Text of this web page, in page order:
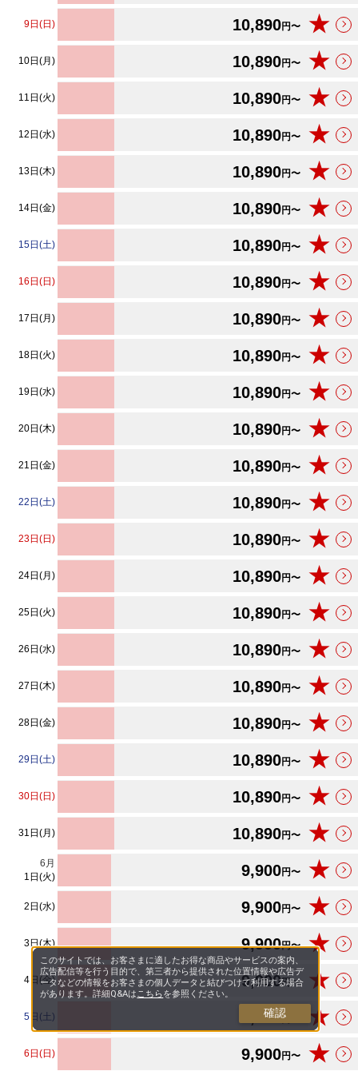
9日(日) 10,890円〜 ★
10日(月) 10,890円〜 ★
11日(火) 10,890円〜 ★
12日(水) 10,890円〜 ★
13日(木) 10,890円〜 ★
14日(金) 10,890円〜 ★
15日(土) 10,890円〜 ★
16日(日) 10,890円〜 ★
17日(月) 10,890円〜 ★
18日(火) 10,890円〜 ★
19日(水) 10,890円〜 ★
20日(木) 10,890円〜 ★
21日(金) 10,890円〜 ★
22日(土) 10,890円〜 ★
23日(日) 10,890円〜 ★
24日(月) 10,890円〜 ★
25日(火) 10,890円〜 ★
26日(水) 10,890円〜 ★
27日(木) 10,890円〜 ★
28日(金) 10,890円〜 ★
29日(土) 10,890円〜 ★
30日(日) 10,890円〜 ★
31日(月) 10,890円〜 ★
6 月
1日(火)
9,900円〜 ★
2日(水) 9,900円〜 ★
3日(木) 9,900円〜 ★
4日(金) 9,900円〜 ★
5日(土) 9,900円〜 ★
6日(日) 9,900円〜 ★
このサイトでは、お客さまに適したお得な商品やサービスの案内、
広告配信等を行う目的で、第三者から提供された位置情報や広告デ
ータなどの情報をお客さまの個人データと結びつけて利用する場合
があります。詳細Q&Aはこちらを参照ください。
確認